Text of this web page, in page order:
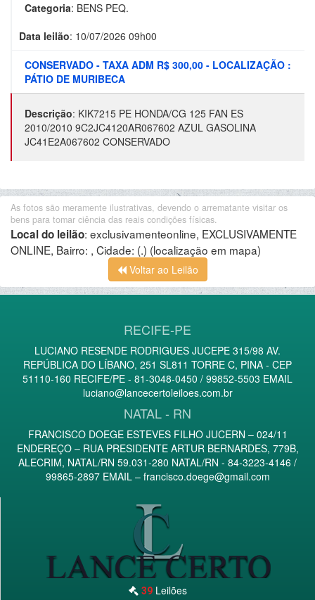
Categoria: BENS PEQ.
Data leilão: 10/07/2026 09h00
CONSERVADO - TAXA ADM R$ 300,00 - LOCALIZAÇÃO :
PÁTIO DE MURIBECA
Descrição: KIK7215 PE HONDA/CG 125 FAN ES
2010/2010 9C2JC4120AR067602 AZUL GASOLINA
JC41E2A067602 CONSERVADO
As fotos são meramente ilustrativas, devendo o arrematante visitar os
bens para tomar ciência das reais condições físicas.
Local do leilão: exclusivamenteonline, EXCLUSIVAMENTE
ONLINE, Bairro: , Cidade: (.) (localização em mapa)
Voltar ao Leilão
RECIFE-PE
LUCIANO RESENDE RODRIGUES JUCEPE 315/98 AV.
REPÚBLICA DO LÍBANO, 251 SL811 TORRE C, PINA - CEP
51110-160 RECIFE/PE - 81-3048-0450 / 99852-5503 EMAIL
luciano@lancecertoleiloes.com.br
NATAL - RN
FRANCISCO DOEGE ESTEVES FILHO JUCERN – 024/11
ENDEREÇO – RUA PRESIDENTE ARTUR BERNARDES, 779B,
ALECRIM, NATAL/RN 59.031-280 NATAL/RN - 84-3223-4146 /
99865-2897 EMAIL – francisco.doege@gmail.com
39 Leilões